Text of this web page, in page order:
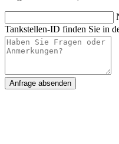
Tankstellen-ID finden Sie in
Anfrage absenden